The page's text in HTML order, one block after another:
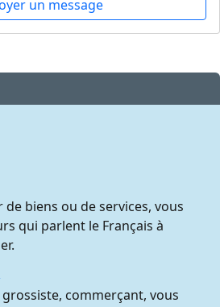
un message
biens ou de services, vous
qui parlent le Français à
commerçant, vous